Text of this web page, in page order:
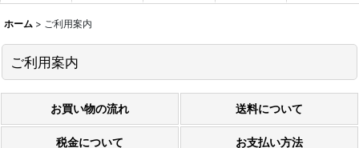
ホーム > ご利用案内
ご利用案内
お買い物の流れ 送料について
税金について お支払い方法